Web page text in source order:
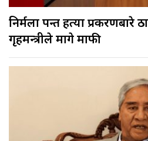
निर्मला पन्त हत्या प्रकरणबारे
गृहमन्त्रीले मागे माफी